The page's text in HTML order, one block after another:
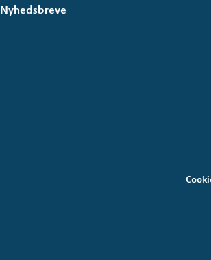
Nyhedsbreve